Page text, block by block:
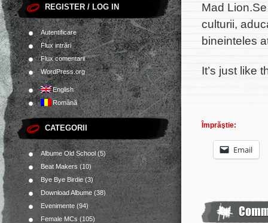
REGISTER / LOG IN
Autentificare
Flux intrări
Flux comentarii
WordPress.org
English
Română
CATEGORII
Albume Old School(5)
Beat Makers(10)
Bye Bye Birdie(3)
Download Albume (38)
Evenimente (94)
Female MCs (105)
Mad
culturii,
bineinteles
It’s just like
Împrăştie:
Email